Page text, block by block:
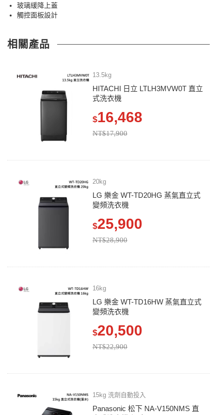
玻璃緩降上蓋
觸控面板設計
相關產品
13.5kg
HITACHI 日立 LTLH3MVW0T 直立
式洗衣機
$16,468
NT$17,900
20kg
LG 樂金 WT-TD20HG 蒸氣直立式
變頻洗衣機
$25,900
NT$28,900
16kg
LG 樂金 WT-TD16HW 蒸氣直立式
變頻洗衣機
$20,500
NT$22,900
15kg 洗劑自動投入
Panasonic 松下 NA-V150NMS 直